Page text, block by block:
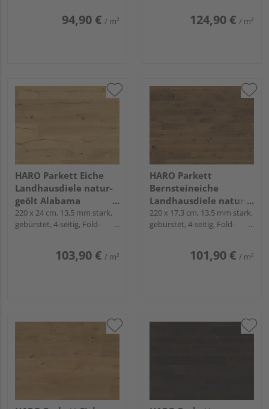
94,90 € / m² 124,90 € / m²
HARO Parkett Eiche
Landhausdiele natur-
geölt Alabama
naturaLin plus - Serie
4000
220 x 24 cm, 13,5 mm stark,
gebürstet, 4-seitig, Fold-
103,90 € / m²
HARO Parkett
Bernsteineiche
Landhausdiele natur-
geölt Sauvage
naturaLin plus - Serie
220 x 17,3 cm, 13,5 mm stark,
gebürstet, 4-seitig, Fold-
101,90 € / m²